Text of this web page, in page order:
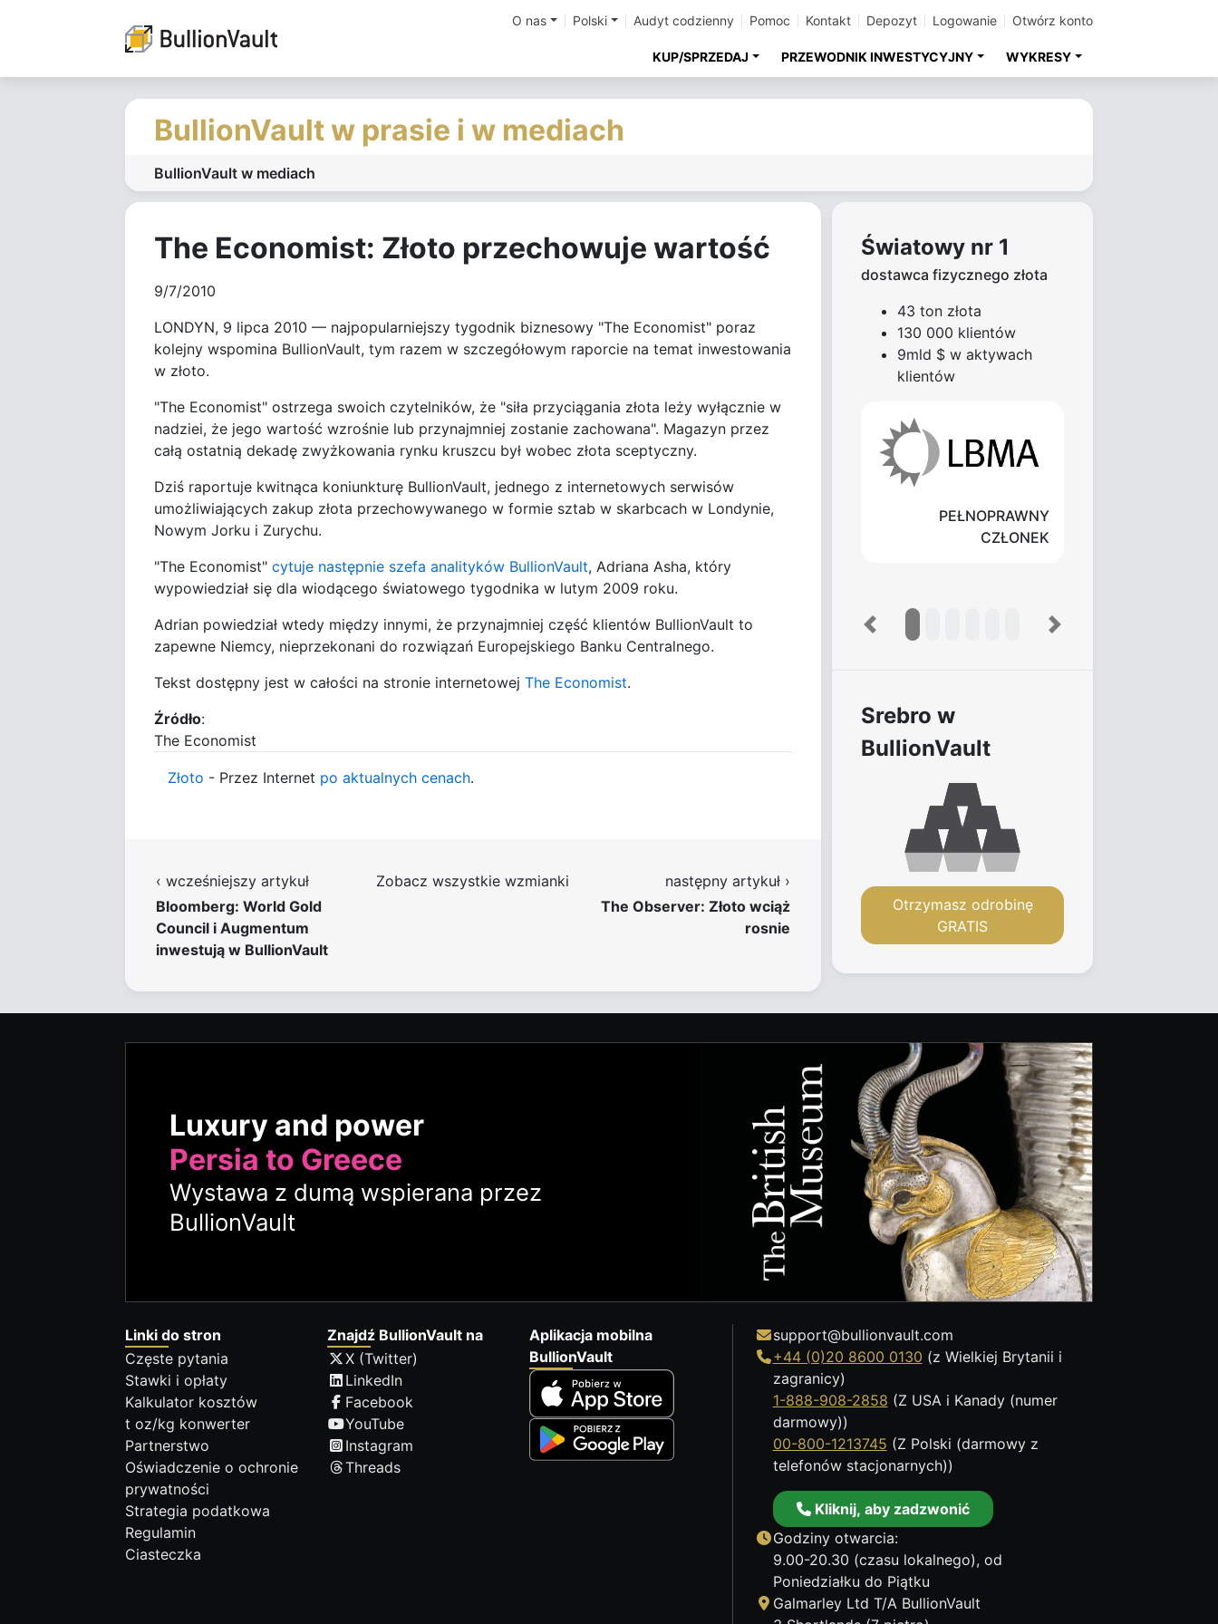
O nas Polski Audyt codzienny Pomoc Kontakt Depozyt Logowanie Otwórz konto
KUP/SPRZEDAJ PRZEWODNIK INWESTYCYJNY WYKRESY
BullionVault w prasie i w mediach
BullionVault w mediach
The Economist: Złoto przechowuje wartość
9/7/2010
LONDYN, 9 lipca 2010 — najpopularniejszy tygodnik biznesowy "The Economist" poraz
kolejny wspomina BullionVault, tym razem w szczegółowym raporcie na temat inwestowania
w złoto.
"The Economist" ostrzega swoich czytelników, że "siła przyciągania złota leży wyłącznie w
nadziei, że jego wartość wzrośnie lub przynajmniej zostanie zachowana". Magazyn przez
całą ostatnią dekadę zwyżkowania rynku kruszcu był wobec złota sceptyczny.
Dziś raportuje kwitnąca koniunkturę BullionVault, jednego z internetowych serwisów
umożliwiających zakup złota przechowywanego w formie sztab w skarbcach w Londynie,
Nowym Jorku i Zurychu.
"The Economist" cytuje następnie szefa analityków BullionVault, Adriana Asha, który
wypowiedział się dla wiodącego światowego tygodnika w lutym 2009 roku.
Adrian powiedział wtedy między innymi, że przynajmniej część klientów BullionVault to
zapewne Niemcy, nieprzekonani do rozwiązań Europejskiego Banku Centralnego.
Tekst dostępny jest w całości na stronie internetowej The Economist.
Źródło:
The Economist
Złoto - Przez Internet po aktualnych cenach.
‹ wcześniejszy artykuł
Bloomberg: World Gold
Council i Augmentum
inwestują w BullionVault
Zobacz wszystkie wzmianki
następny artykuł ›
The Observer: Złoto wciąż
rosnie
Światowy nr 1
dostawca fizycznego złota
43 ton złota
130 000 klientów
9mld $ w aktywach
klientów
PEŁNOPRAWNY
CZŁONEK
Previous Next
Srebro w
BullionVault
Otrzymasz odrobinę
GRATIS
Luxury and power
Persia to Greece
Wystawa z dumą wspierana przez
BullionVault
Linki do stron
Częste pytania
Stawki i opłaty
Kalkulator kosztów
t oz/kg konwerter
Partnerstwo
Oświadczenie o ochronie
prywatności
Strategia podatkowa
Regulamin
Ciasteczka
Znajdź BullionVault na
X (Twitter)
LinkedIn
Facebook
YouTube
Instagram
Threads
Aplikacja mobilna
BullionVault
support@bullionvault.com
+44 (0)20 8600 0130 (z Wielkiej Brytanii i
zagranicy)
1-888-908-2858 (Z USA i Kanady (numer
darmowy))
00-800-1213745 (Z Polski (darmowy z
telefonów stacjonarnych))
Kliknij, aby zadzwonić
Godziny otwarcia:
9.00-20.30 (czasu lokalnego), od
Poniedziałku do Piątku
Galmarley Ltd T/A BullionVault